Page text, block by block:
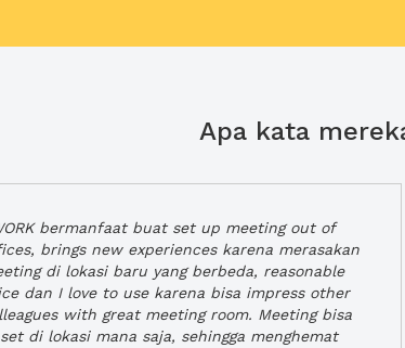
Apa kata
bermanfaat buat set up meeting out of
brings new experiences karena merasakan
di lokasi baru yang berbeda, reasonable
dan I love to use karena bisa impress other
with great meeting room. Meeting bisa
di lokasi mana saja, sehingga menghemat